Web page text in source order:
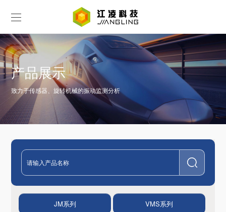
产品展示
致力于传感器、旋转机械的振动监测分析
JM系列 VMS系列